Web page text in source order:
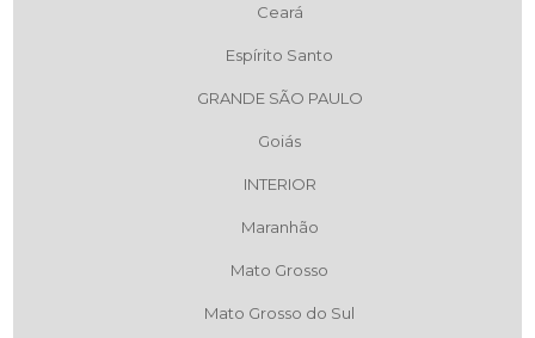
Ceará
Espírito Santo
GRANDE SÃO PAULO
Goiás
INTERIOR
Maranhão
Mato Grosso
Mato Grosso do Sul